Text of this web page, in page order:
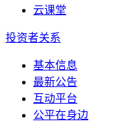
云课堂
投资者关系
基本信息
最新公告
互动平台
公平在身边